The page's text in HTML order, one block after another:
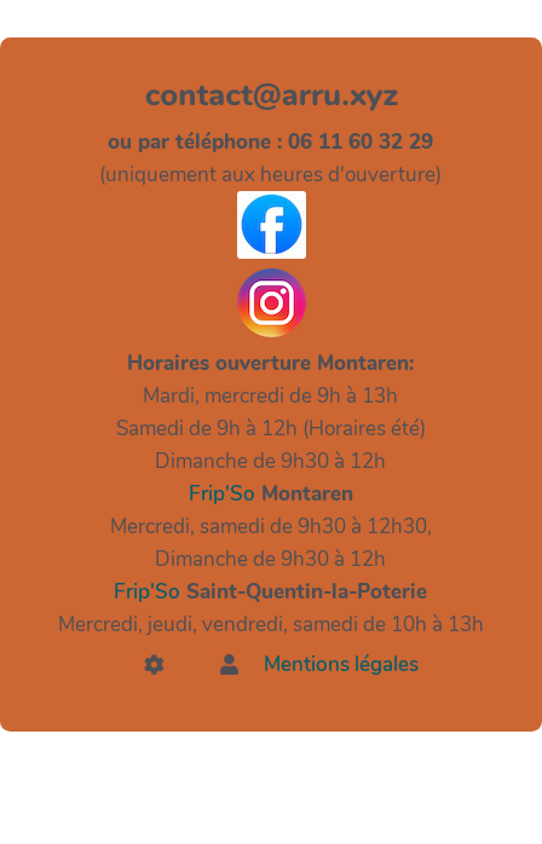
ou par téléphone : 06 11 60 32 29
(uniquement aux heures d'ouverture)
Horaires ouverture Montaren:
Mardi, mercredi de 9h à 13h
Samedi de 9h à 12h (Horaires été)
Dimanche de 9h30 à 12h
Frip'So Montaren
Mercredi, samedi de 9h30 à 12h30,
Dimanche de 9h30 à 12h
Frip'So Saint-Quentin-la-Poterie
Mercredi, jeudi, vendredi, samedi de 10h à 13h
Mentions légales